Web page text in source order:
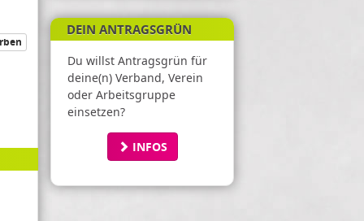
DEIN ANTRAGSGRÜN
Du willst Antragsgrün für
deine(n) Verband, Verein
oder Arbeitsgruppe
einsetzen?
INFOS